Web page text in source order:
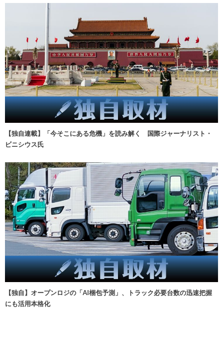
【独自連載】「今そこにある危機」を読み解く 国際ジャーナリスト・
ビニシウス氏
【独自】オープンロジの「AI梱包予測」、トラック必要台数の迅速把握
にも活用本格化